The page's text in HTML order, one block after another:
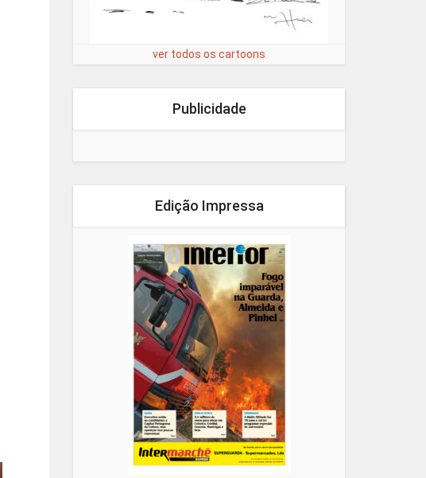
ver todos os cartoons
Publicidade
Edição Impressa